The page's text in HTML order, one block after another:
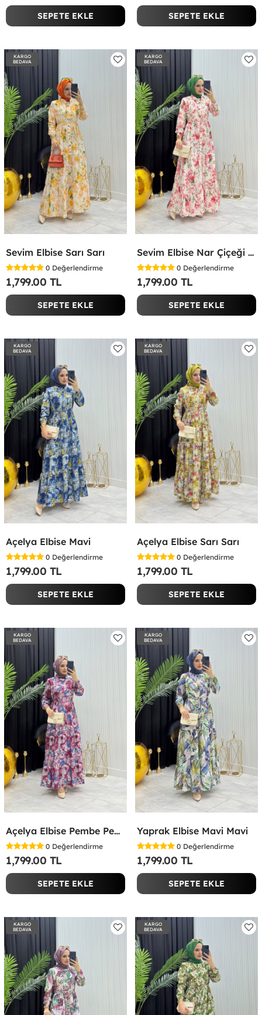
SEPETE EKLE SEPETE EKLE
KARGO
BEDAVA
Sevim Elbise Sarı Sarı
0 Değerlendirme
1,799.00 TL
SEPETE EKLE
KARGO
BEDAVA
Sevim Elbise Nar Çiçeği Nar Çiçeği
0 Değerlendirme
1,799.00 TL
SEPETE EKLE
KARGO
BEDAVA
Açelya Elbise Mavi
0 Değerlendirme
1,799.00 TL
SEPETE EKLE
KARGO
BEDAVA
Açelya Elbise Sarı Sarı
0 Değerlendirme
1,799.00 TL
SEPETE EKLE
KARGO
BEDAVA
Açelya Elbise Pembe Pembe
0 Değerlendirme
1,799.00 TL
SEPETE EKLE
KARGO
BEDAVA
Yaprak Elbise Mavi Mavi
0 Değerlendirme
1,799.00 TL
SEPETE EKLE
KARGO
BEDAVA
KARGO
BEDAVA